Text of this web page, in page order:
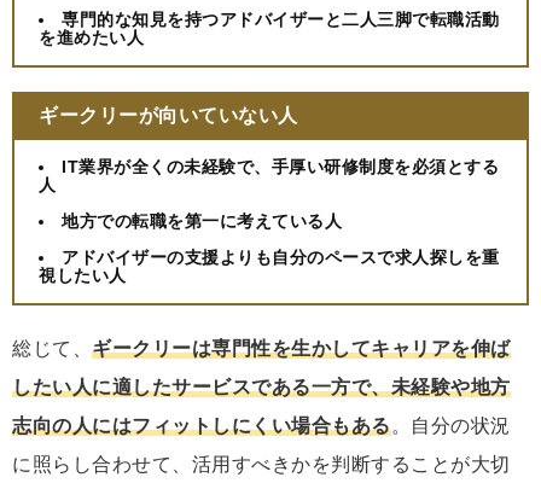
専門的な知見を持つアドバイザーと二人三脚で転職活動
を進めたい人
ギークリーが向いていない人
IT業界が全くの未経験で、手厚い研修制度を必須とする
人
地方での転職を第一に考えている人
アドバイザーの支援よりも自分のペースで求人探しを重
視したい人
総じて、 ギークリーは専門性を生かしてキャリアを伸ば
したい人に適したサービスである一方で、未経験や地方
志向の人にはフィットしにくい場合もある。自分の状況
に照らし合わせて、活用すべきかを判断することが大切